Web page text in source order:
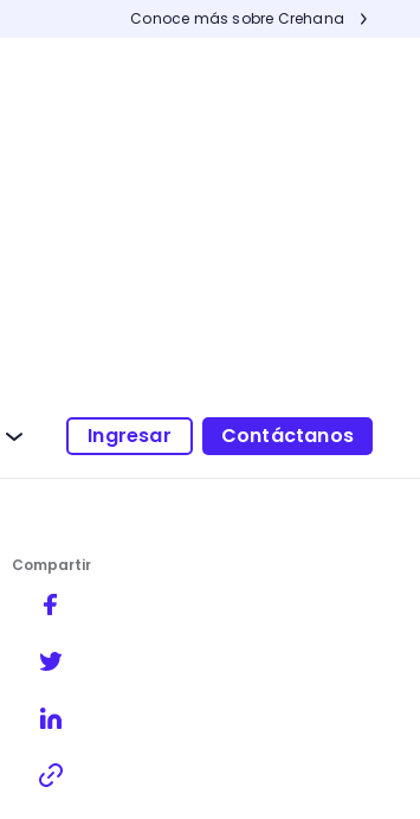
Conoce más sobre Crehana
Ingresar Contáctanos
Compartir